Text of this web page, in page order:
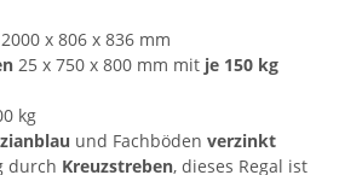
x 806 x 836 mm
25 x 750 x 800 mm mit je 150 kg
kg
und Fachböden verzinkt
durch Kreuzstreben, dieses Regal ist